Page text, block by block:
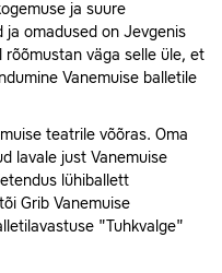
ja suure
ja omadused on Jevgenis
rõõmustan väga selle üle, et
Vanemuise balletile
teatrile võõras. Oma
lavale just Vanemuise
lühiballett
Grib Vanemuise
"Tuhkvalge"